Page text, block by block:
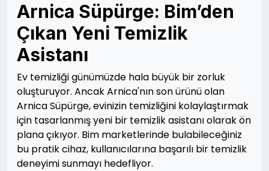
Arnica Süpürge: Bim’den
Çıkan Yeni Temizlik
Asistanı
Ev temizliği günümüzde hala büyük bir zorluk
oluşturuyor. Ancak Arnica'nın son ürünü olan
Arnica Süpürge, evinizin temizliğini kolaylaştırmak
için tasarlanmış yeni bir temizlik asistanı olarak ön
plana çıkıyor. Bim marketlerinde bulabileceğiniz
bu pratik cihaz, kullanıcılarına başarılı bir temizlik
deneyimi sunmayı hedefliyor.